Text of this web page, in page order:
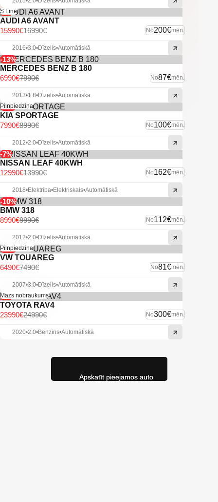
-6%
S Line
AUDI A6 AVANT
No200€mēn.
16990€
15990€
2016•3.0•Dīzelis•Automātiskā
-13%
MERCEDES BENZ B 180
No87€mēn.
7990€
6990€
2013•1.8•Dīzelis•Automātiskā
-11%
Pilnpiedziņa
KIA SPORTAGE
No100€mēn.
8990€
7990€
2012•2.0•Dīzelis•Automātiskā
-7%
NISSAN LEAF 40KWH
No162€mēn.
13990€
12990€
2018•Elektrība•Elektriskais•Automātiskā
-10%
BMW 318
No112€mēn.
9990€
8990€
2012•2.0•Dīzelis•Automātiskā
-13%
Pilnpiedziņa
VW TOUAREG
No81€mēn.
7490€
6490€
2007•3.0•Dīzelis•Automātiskā
-4%
Mazs nobraukums
TOYOTA RAV4
No300€mēn.
24990€
23990€
2020•2.0•Benzīns•Automātiskā